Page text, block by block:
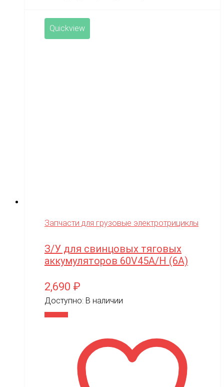
Quickview
Запчасти для грузовые электротрициклы
З/У для свинцовых тяговых
аккумуляторов 60V45A/H (6A)
2,690 ₽
Доступно: В наличии